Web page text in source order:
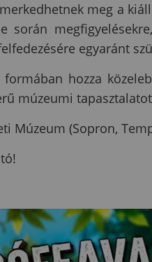
meg a
során
egyaránt
hozza
múzeumi
Múzeum (Sopron,